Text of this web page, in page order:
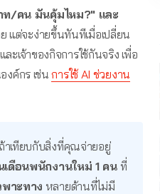
ท/คน มันคุ้มไหม?" และ
แต่จะง่ายขึ้นทันทีเมื่อเปลี่ยน
เจ้าของกิจการใช้กันจริง เพื่อ
งค์กร เช่นการใช้ AI ช่วยงาน
าเทียบกับสิ่งที่คุณจ่ายอยู่
เดือนพนักงานใหม่ 1 คนที่
าะทาง หลายด้านที่ไม่มี